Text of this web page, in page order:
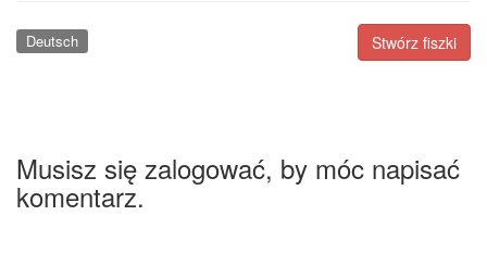
Stwórz fiszki
Deutsch
Musisz się zalogować, by móc napisać
komentarz.